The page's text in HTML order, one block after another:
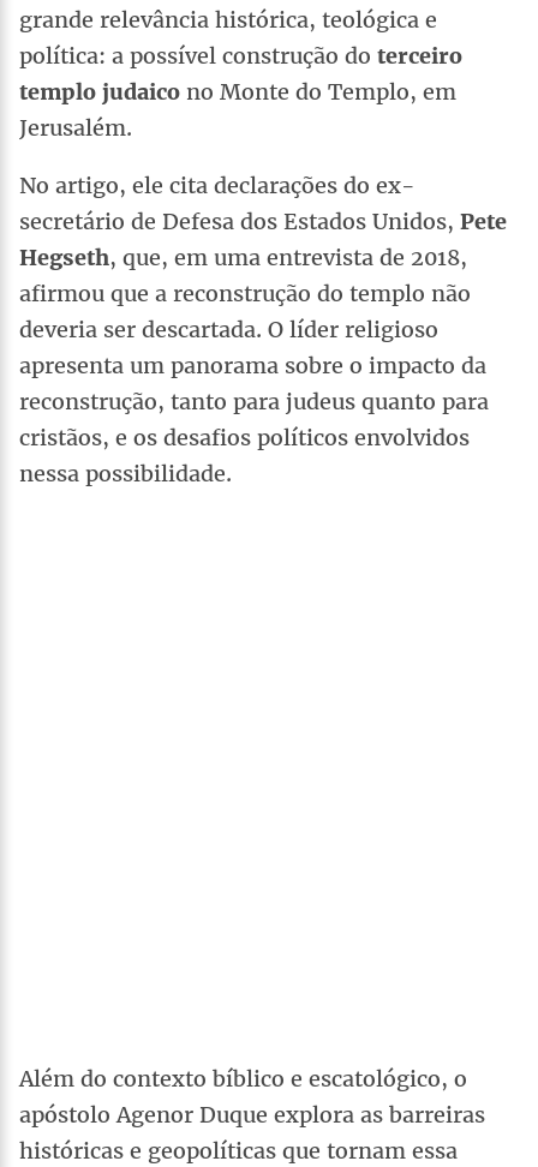
grande relevância histórica, teológica e
política: a possível construção do terceiro
templo judaico no Monte do Templo, em
Jerusalém.
No artigo, ele cita declarações do ex-
secretário de Defesa dos Estados Unidos, Pete
Hegseth, que, em uma entrevista de 2018,
afirmou que a reconstrução do templo não
deveria ser descartada. O líder religioso
apresenta um panorama sobre o impacto da
reconstrução, tanto para judeus quanto para
cristãos, e os desafios políticos envolvidos
nessa possibilidade.
Além do contexto bíblico e escatológico, o
apóstolo Agenor Duque explora as barreiras
históricas e geopolíticas que tornam essa